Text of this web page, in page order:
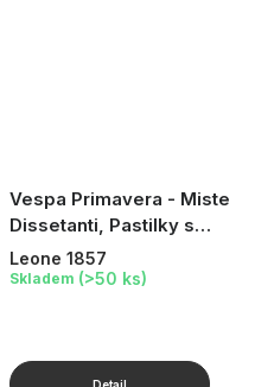
Vespa Primavera - Miste
Dissetanti, Pastilky s
ovocnou příchutí, v
plechové dóze Vespa, 30 g
Leone 1857
Skladem (>50 ks)